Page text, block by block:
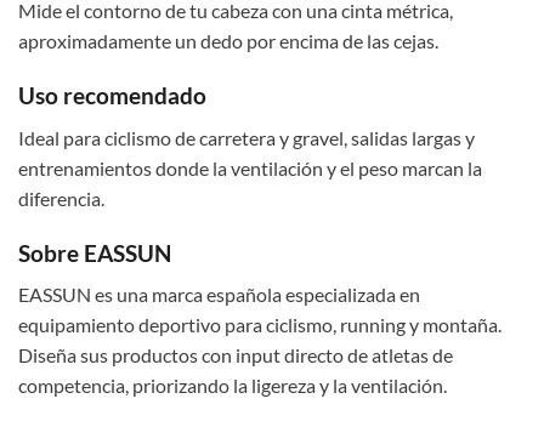
Mide el contorno de tu cabeza con una cinta métrica,
aproximadamente un dedo por encima de las cejas.
Uso recomendado
Ideal para ciclismo de carretera y gravel, salidas largas y
entrenamientos donde la ventilación y el peso marcan la
diferencia.
Sobre EASSUN
EASSUN es una marca española especializada en
equipamiento deportivo para ciclismo, running y montaña.
Diseña sus productos con input directo de atletas de
competencia, priorizando la ligereza y la ventilación.